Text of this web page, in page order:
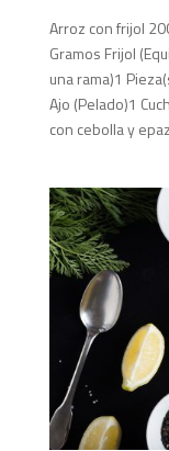
Arroz con frijol
Gramos Frijol
una rama)1
Ajo (Pelado)1
con cebolla y